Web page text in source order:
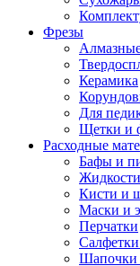
Фрезы
Керамика
Для
Щетки и
Расходные
Бафы и
Жидкости
Кисти и
Маски и
Перчатки
Шапочки